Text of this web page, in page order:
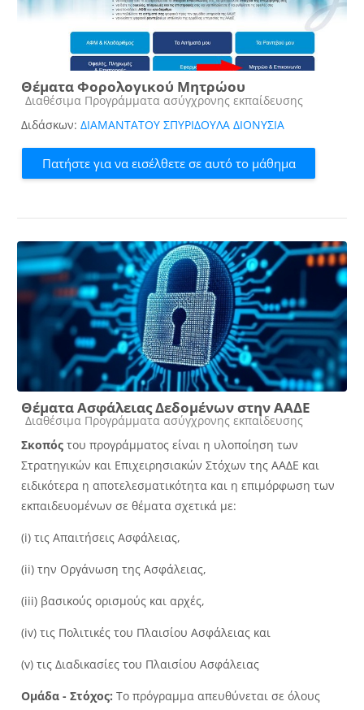
Θέματα Φορολογικού Μητρώου
Κατηγορία μαθήματος
Διαθέσιμα Προγράμματα ασύγχρονης εκπαίδευσης
Διδάσκων: ΔΙΑΜΑΝΤΑΤΟΥ ΣΠΥΡΙΔΟΥΛΑ ΔΙΟΝΥΣΙΑ
Πατήστε για να εισέλθετε σε αυτό το μάθημα
Θέματα Ασφάλειας Δεδομένων στην ΑΑΔΕ
Κατηγορία μαθήματος
Διαθέσιμα Προγράμματα ασύγχρονης εκπαίδευσης
Σκοπός του προγράμματος είναι η υλοποίηση των
Στρατηγικών και Επιχειρησιακών Στόχων της ΑΑΔΕ και
ειδικότερα η αποτελεσματικότητα και η επιμόρφωση των
εκπαιδευομένων σε θέματα σχετικά με:
(i) τις Απαιτήσεις Ασφάλειας,
(ii) την Οργάνωση της Ασφάλειας,
(iii) βασικούς ορισμούς και αρχές,
(iv) τις Πολιτικές του Πλαισίου Ασφάλειας και
(v) τις Διαδικασίες του Πλαισίου Ασφάλειας
Ομάδα - Στόχος: Το πρόγραμμα απευθύνεται σε όλους